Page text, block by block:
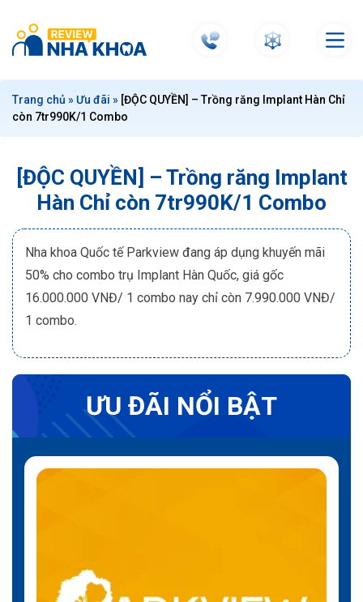
t
Trang chủ »Ưu đãi » [ĐỘC QUYỀN] – Trồng răng Implant Hàn Chỉ
còn 7tr990K/1 Combo
[ĐỘC QUYỀN] – Trồng răng Implant
Hàn Chỉ còn 7tr990K/1 Combo
Nha khoa Quốc tế Parkview đang áp dụng khuyến mãi
50% cho combo trụ Implant Hàn Quốc, giá gốc
16.000.000 VNĐ/ 1 combo nay chỉ còn 7.990.000 VNĐ/
1 combo.
ƯU ĐÃI NỔI BẬT